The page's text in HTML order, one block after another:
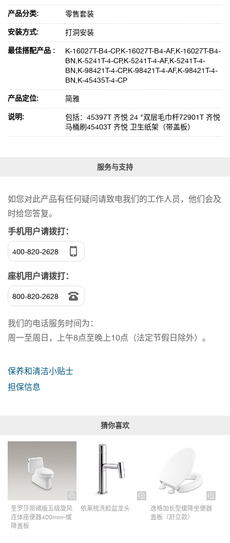
产品分类: 零售套装
安装方式: 打洞安装
最佳搭配产品 :
K-16027T-B4-CP,K-16027T-B4-AF,K-16027T-B4-
BN,K-5241T-4-CP,K-5241T-4-AF,K-5241T-4-
BN,K-98421T-4-CP,K-98421T-4-AF,K-98421T-4-
BN,K-45435T-4-CP
产品定位: 简雅
说明:
包括：45397T 齐悦 24 "双层毛巾杆72901T 齐悦
马桶刷45403T 齐悦 卫生纸架（带盖板）
服务与支持
如您对此产品有任何疑问请致电我们的工作人员，他们会及
时给您答复。
手机用户请拨打：
400-820-2628
座机用户请拨打：
800-820-2628
我们的电话服务时间为：
周一至周日，上午8点至晚上10点（法定节假日除外）。
保养和清洁小贴士
担保信息
猜你喜欢
圣罗莎丽裙版五级旋风
连体座便器400mm–缓
降盖板
依莱梳洗脸盆龙头
逸格加长型缓降坐便器
盖板（舒立款）